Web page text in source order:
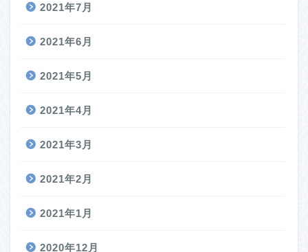
2021年7月
2021年6月
2021年5月
2021年4月
2021年3月
2021年2月
2021年1月
2020年12月